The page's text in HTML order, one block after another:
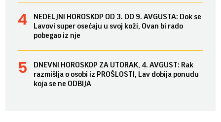
NEDELJNI HOROSKOP OD 3. DO 9. AVGUSTA: Dok se
Lavovi super osećaju u svoj koži, Ovan bi rado
pobegao iz nje
DNEVNI HOROSKOP ZA UTORAK, 4. AVGUST: Rak
razmišlja o osobi iz PROŠLOSTI, Lav dobija ponudu
koja se ne ODBIJA